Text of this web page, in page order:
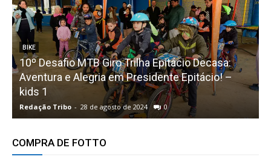
BIKE
10º Desafio MTB Giro Trilha Epitácio Decasa:
Aventura e Alegria em Presidente Epitácio! –
kids 1
Redação Tribo - 28 de agosto de 2024 0
COMPRA DE FOTTO